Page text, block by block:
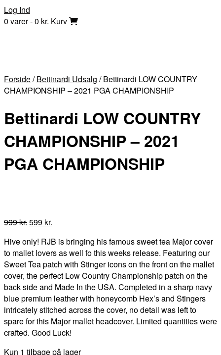
Skip
to
Log Ind
0 varer - 0 kr. Kurv
Forside/Bettinardi Udsalg / Bettinardi LOW COUNTRY
CHAMPIONSHIP – 2021 PGA CHAMPIONSHIP
Bettinardi LOW COUNTRY
CHAMPIONSHIP – 2021
PGA CHAMPIONSHIP
999kr.Den
pris
var:
999 kr..
599 kr.
pris
er:
599 kr..
Hive only! RJB is bringing his famous sweet tea Major cover
to mallet lovers as well fo this weeks release. Featuring our
Sweet Tea patch with Stinger icons on the front on the mallet
cover, the perfect Low Country Championship patch on the
back side and Made In the USA. Completed in a sharp navy
blue premium leather with honeycomb Hex’s and Stingers
intricately stitched across the cover, no detail was left to
spare for this Major mallet headcover. Limited quantities were
crafted. Good Luck!
Kun 1 tilbage på lager